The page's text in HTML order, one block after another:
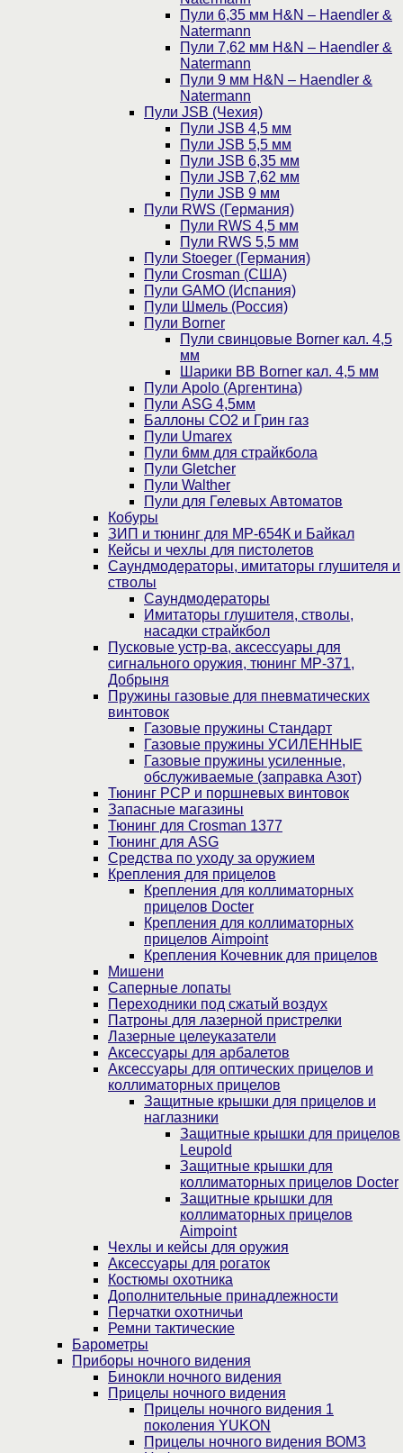
Пули 6,35 мм H&N – Haendler &
Natermann
Пули 7,62 мм H&N – Haendler &
Natermann
Пули 9 мм H&N – Haendler &
Natermann
Пули JSB (Чехия)
Пули JSB 4,5 мм
Пули JSB 5,5 мм
Пули JSB 6,35 мм
Пули JSB 7,62 мм
Пули JSB 9 мм
Пули RWS (Германия)
Пули RWS 4,5 мм
Пули RWS 5,5 мм
Пули Stoeger (Германия)
Пули Crosman (США)
Пули GAMO (Испания)
Пули Шмель (Россия)
Пули Borner
Пули свинцовые Borner кал. 4,5
мм
Шарики BB Borner кал. 4,5 мм
Пули Apolo (Аргентина)
Пули ASG 4,5мм
Баллоны CO2 и Грин газ
Пули Umarex
Пули 6мм для страйкбола
Пули Gletcher
Пули Walther
Пули для Гелевых Автоматов
Кобуры
ЗИП и тюнинг для МР-654К и Байкал
Кейсы и чехлы для пистолетов
Саундмодераторы, имитаторы глушителя и
стволы
Саундмодераторы
Имитаторы глушителя, стволы,
насадки страйкбол
Пусковые устр-ва, аксессуары для
сигнального оружия, тюнинг МР-371,
Добрыня
Пружины газовые для пневматических
винтовок
Газовые пружины Стандарт
Газовые пружины УСИЛЕННЫЕ
Газовые пружины усиленные,
обслуживаемые (заправка Азот)
Тюнинг PCP и поршневых винтовок
Запасные магазины
Тюнинг для Crosman 1377
Тюнинг для ASG
Средства по уходу за оружием
Крепления для прицелов
Крепления для коллиматорных
прицелов Docter
Крепления для коллиматорных
прицелов Aimpoint
Крепления Кочевник для прицелов
Мишени
Саперные лопаты
Переходники под сжатый воздух
Патроны для лазерной пристрелки
Лазерные целеуказатели
Аксессуары для арбалетов
Аксессуары для оптических прицелов и
коллиматорных прицелов
Защитные крышки для прицелов и
наглазники
Защитные крышки для прицелов
Leupold
Защитные крышки для
коллиматорных прицелов Docter
Защитные крышки для
коллиматорных прицелов
Aimpoint
Чехлы и кейсы для оружия
Аксессуары для рогаток
Костюмы охотника
Дополнительные принадлежности
Перчатки охотничьи
Ремни тактические
Барометры
Приборы ночного видения
Бинокли ночного видения
Прицелы ночного видения
Прицелы ночного видения 1
поколения YUKON
Прицелы ночного видения ВОМЗ